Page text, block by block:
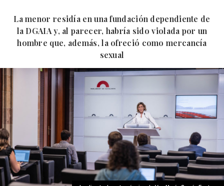
La menor residía en una fundación dependiente de
la DGAIA y, al parecer, habría sido violada por un
hombre que, además, la ofreció como mercancía
sexual